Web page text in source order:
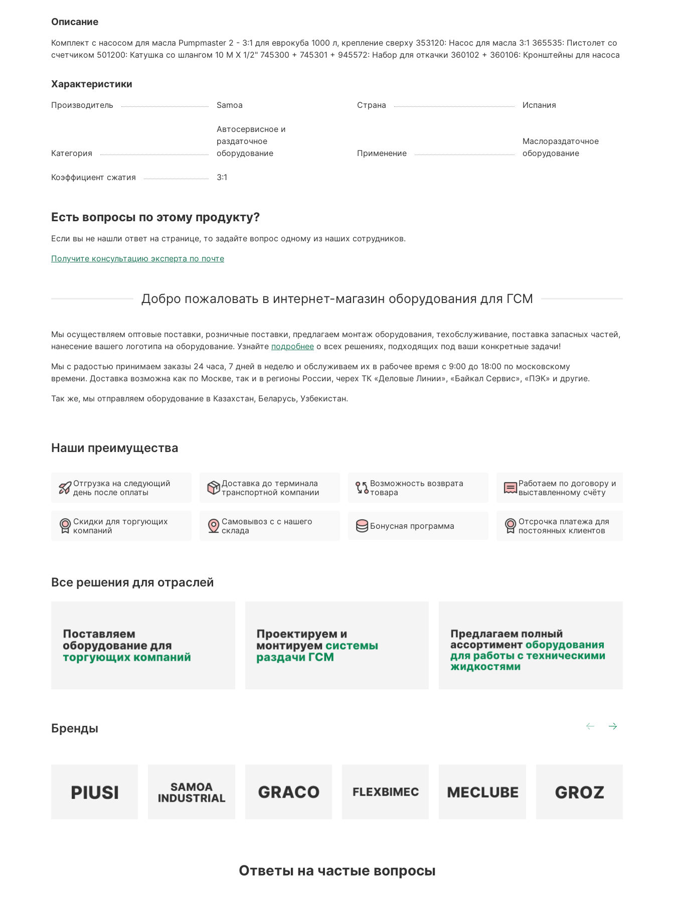
Описание
Комплект с насосом для масла Pumpmaster 2 - 3:1 для еврокуба 1000 л, крепление сверху 353120: Насос для масла 3:1 365535: Пистолет со
счетчиком 501200: Катушка со шлангом 10 М X 1/2" 745300 + 745301 + 945572: Набор для откачки 360102 + 360106: Кронштейны для насоса
Характеристики
Производитель Samoa Страна Испания
Категория
Автосервисное и
раздаточное
оборудование
Применение
Маслораздаточное
оборудование
Коэффициент сжатия 3:1
Есть вопросы по этому продукту?
Если вы не нашли ответ на странице, то задайте вопрос одному из наших сотрудников.
Получите консультацию эксперта по почте
Добро пожаловать в интернет-магазин оборудования для ГСМ
Мы осуществляем оптовые поставки, розничные поставки, предлагаем монтаж оборудования, техобслуживание, поставка запасных частей,
нанесение вашего логотипа на оборудование. Узнайте подробнее о всех решениях, подходящих под ваши конкретные задачи!
Мы с радостью принимаем заказы 24 часа, 7 дней в неделю и обслуживаем их в рабочее время с 9:00 до 18:00 по московскому
времени. Доставка возможна как по Москве, так и в регионы России, черех ТК «Деловые Линии», «Байкал Сервис», «ПЭК» и другие.
Так же, мы отправляем оборудование в Казахстан, Беларусь, Узбекистан.
Наши преимущества
Отгрузка на следующий
день после оплаты
Скидки для торгующих
компаний
Доставка до терминала
транспортной компании
Самовывоз с с нашего
склада
Возможность возврата
товара
Бонусная программа
Работаем по договору и
выставленному счёту
Отсрочка платежа для
постоянных клиентов
Все решения для отраслей
Бренды
Ответы на частые вопросы